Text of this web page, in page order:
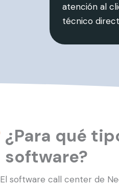
atención al
técnico
¿Para qué
software?
El software call center de